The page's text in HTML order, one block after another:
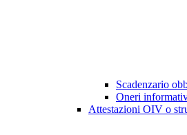
Scadenzario
Oneri
Attestazioni OIV o